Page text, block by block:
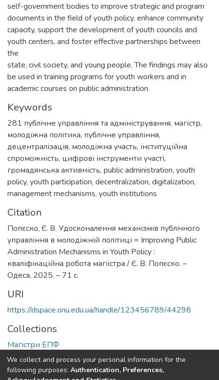
self-government bodies to improve strategic and program
documents in the field of youth policy, enhance community
capacity, support the development of youth councils and
youth centers, and foster effective partnerships between
the
state, civil society, and young people. The findings may also
be used in training programs for youth workers and in
academic courses on public administration.
Keywords
281 публічне управління та адміністрування, магістр,
молодіжна політика, публічне управління,
децентралізація, молодіжна участь, інституційна
спроможність, цифрові інструменти участі,
громадянська активність, public administration, youth
policy, youth participation, decentralization, digitalization,
management mechanisms, youth institutions
Citation
Попєско, Є. В. Удосконалення механізмів публічного
управління в молодіжній політиці = Improving Public
Administration Mechanisms in Youth Policy :
кваліфікаційна робота магіістра / Є. В. Попєско. –
Одеса, 2025. – 71 с.
URI
https://dspace.onu.edu.ua/handle/123456789/44298
Collections
Магістри ЕПФ
Full item page
We collect and process your personal information for the
following purposes: Authentication, Preferences,